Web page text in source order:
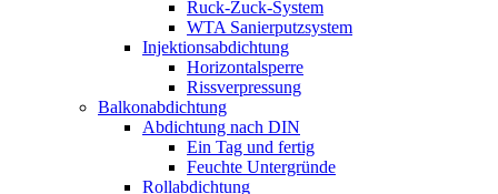
Ruck-Zuck-System
WTA Sanierputzsystem
Injektionsabdichtung
Horizontalsperre
Rissverpressung
Balkonabdichtung
Abdichtung nach DIN
Ein Tag und fertig
Feuchte Untergründe
Rollabdichtung